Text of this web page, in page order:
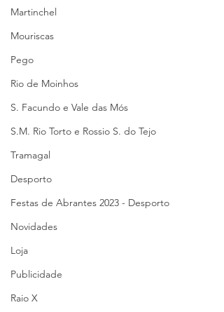
Martinchel
Mouriscas
Pego
Rio de Moinhos
S. Facundo e Vale das Mós
S.M. Rio Torto e Rossio S. do Tejo
Tramagal
Desporto
Festas de Abrantes 2023 - Desporto
Novidades
Loja
Publicidade
Raio X